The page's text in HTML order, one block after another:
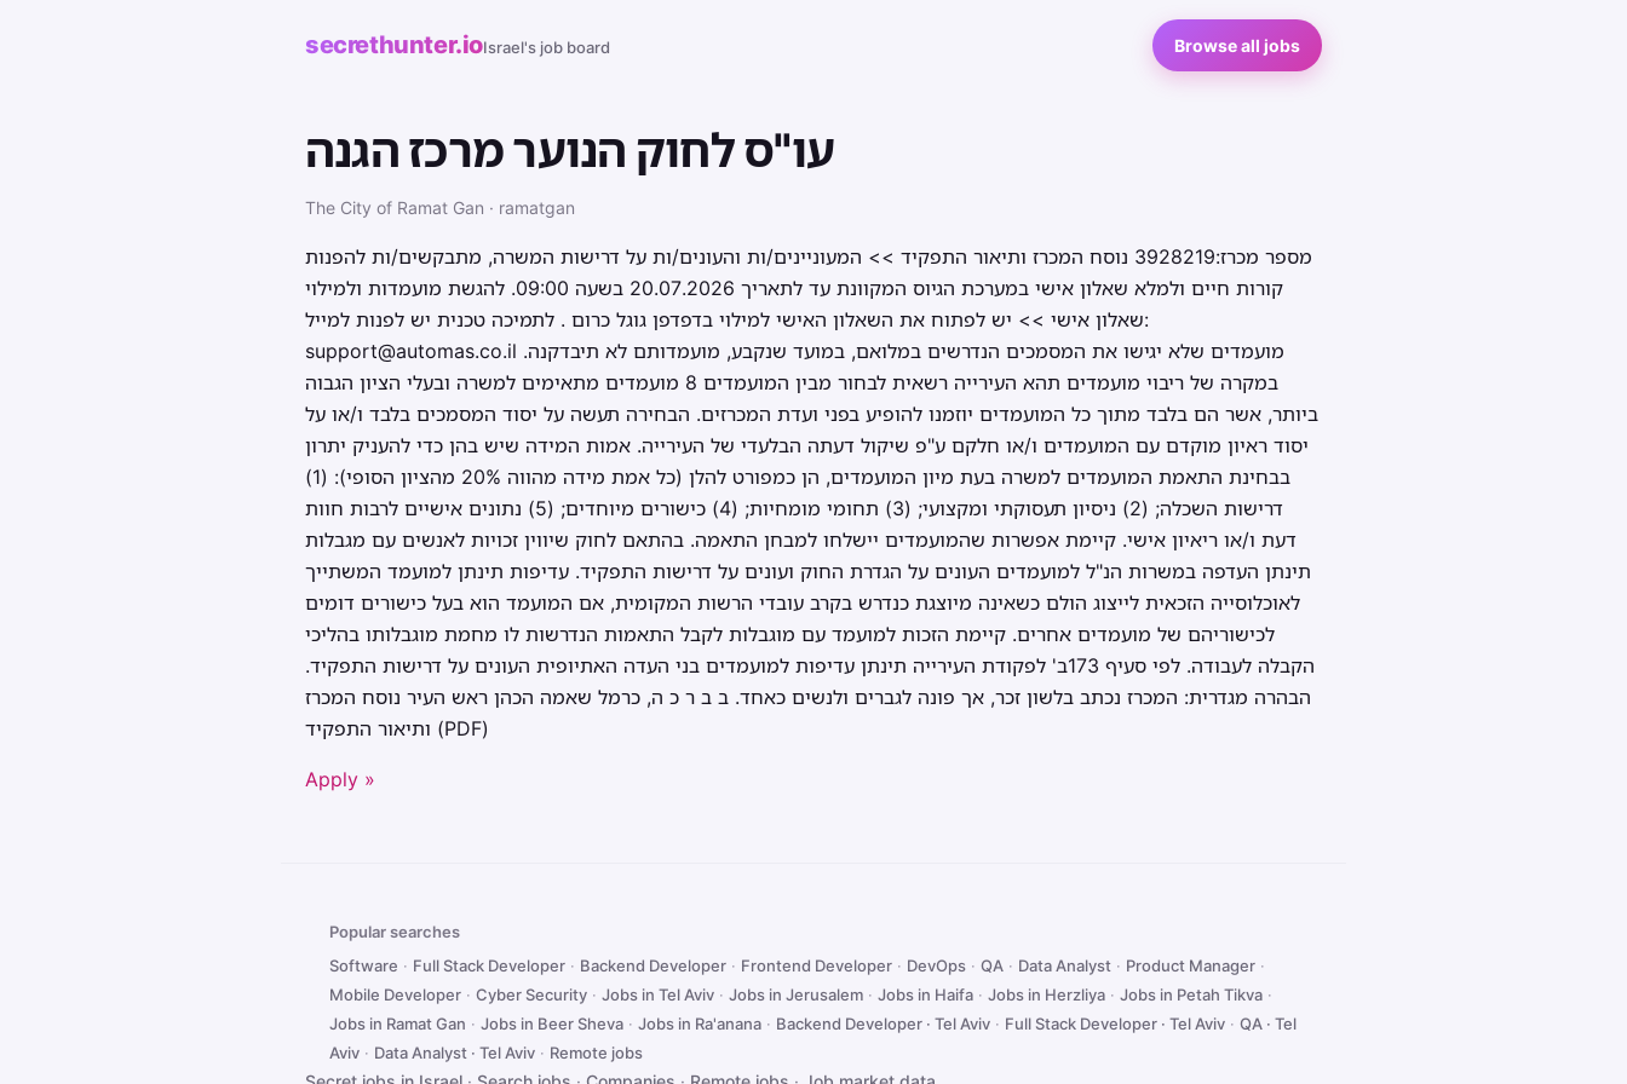
secrethunter.ioIsrael's job board Browse all jobs
עו"ס לחוק הנוער מרכז הגנה
The City of Ramat Gan · ramatgan
מספר מכרז:3928219 נוסח המכרז ותיאור התפקיד >> המעוניינים/ות והעונים/ות על דרישות המשרה, מתבקשים/ות להפנות
קורות חיים ולמלא שאלון אישי במערכת הגיוס המקוונת עד לתאריך 20.07.2026 בשעה 09:00. להגשת מועמדות ולמילוי
שאלון אישי >> יש לפתוח את השאלון האישי למילוי בדפדפן גוגל כרום . לתמיכה טכנית יש לפנות למייל:
support@automas.co.il מועמדים שלא יגישו את המסמכים הנדרשים במלואם, במועד שנקבע, מועמדותם לא תיבדקנה.
במקרה של ריבוי מועמדים תהא העירייה רשאית לבחור מבין המועמדים 8 מועמדים מתאימים למשרה ובעלי הציון הגבוה
ביותר, אשר הם בלבד מתוך כל המועמדים יוזמנו להופיע בפני ועדת המכרזים. הבחירה תעשה על יסוד המסמכים בלבד ו/או על
יסוד ראיון מוקדם עם המועמדים ו/או חלקם ע"פ שיקול דעתה הבלעדי של העירייה. אמות המידה שיש בהן כדי להעניק יתרון
בבחינת התאמת המועמדים למשרה בעת מיון המועמדים, הן כמפורט להלן (כל אמת מידה מהווה 20% מהציון הסופי): (1)
דרישות השכלה; (2) ניסיון תעסוקתי ומקצועי; (3) תחומי מומחיות; (4) כישורים מיוחדים; (5) נתונים אישיים לרבות חוות
דעת ו/או ריאיון אישי. קיימת אפשרות שהמועמדים יישלחו למבחן התאמה. בהתאם לחוק שיווין זכויות לאנשים עם מגבלות
תינתן העדפה במשרות הנ"ל למועמדים העונים על הגדרת החוק ועונים על דרישות התפקיד. עדיפות תינתן למועמד המשתייך
לאוכלוסייה הזכאית לייצוג הולם כשאינה מיוצגת כנדרש בקרב עובדי הרשות המקומית, אם המועמד הוא בעל כישורים דומים
לכישוריהם של מועמדים אחרים. קיימת הזכות למועמד עם מוגבלות לקבל התאמות הנדרשות לו מחמת מוגבלותו בהליכי
הקבלה לעבודה. לפי סעיף 173ב' לפקודת העירייה תינתן עדיפות למועמדים בני העדה האתיופית העונים על דרישות התפקיד.
הבהרה מגדרית: המכרז נכתב בלשון זכר, אך פונה לגברים ולנשים כאחד. ב ב ר כ ה, כרמל שאמה הכהן ראש העיר נוסח המכרז
ותיאור התפקיד (PDF)
Apply »
Popular searches
Software · Full Stack Developer · Backend Developer · Frontend Developer · DevOps · QA · Data Analyst · Product Manager ·
Mobile Developer · Cyber Security · Jobs in Tel Aviv · Jobs in Jerusalem · Jobs in Haifa · Jobs in Herzliya · Jobs in Petah Tikva ·
Jobs in Ramat Gan · Jobs in Beer Sheva · Jobs in Ra'anana · Backend Developer · Tel Aviv · Full Stack Developer · Tel Aviv · QA · Tel
Aviv · Data Analyst · Tel Aviv · Remote jobs